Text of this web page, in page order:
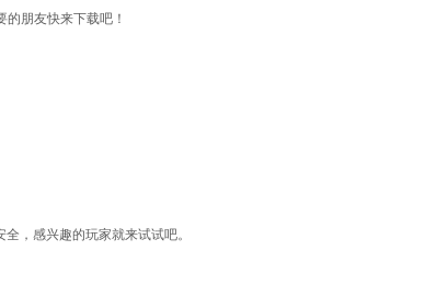
朋友快来下载吧！
，感兴趣的玩家就来试试吧。